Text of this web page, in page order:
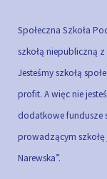
Społeczna Szkoła
szkołą niepubliczną
Jesteśmy szkołą
profit. A więc nie
dodatkowe fundusze
prowadzącym
Narewska”.